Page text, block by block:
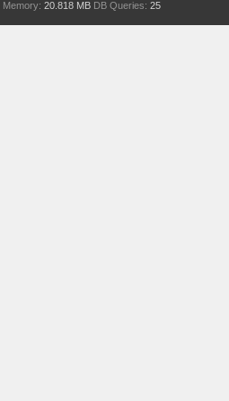
Memory: 20.818 MB DB Queries: 25